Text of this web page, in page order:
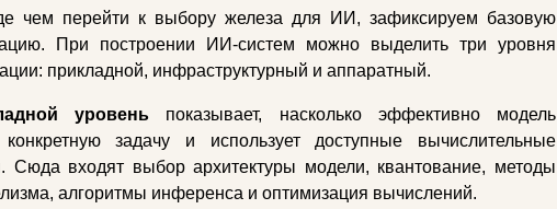
чем перейти к выбору железа для ИИ, зафиксируем базовую
При построении ИИ-систем можно выделить три уровня
прикладной, инфраструктурный и аппаратный.
уровень показывает, насколько эффективно модель
задачу и использует доступные вычислительные
Сюда входят выбор архитектуры модели, квантование, методы
алгоритмы инференса и оптимизация вычислений.